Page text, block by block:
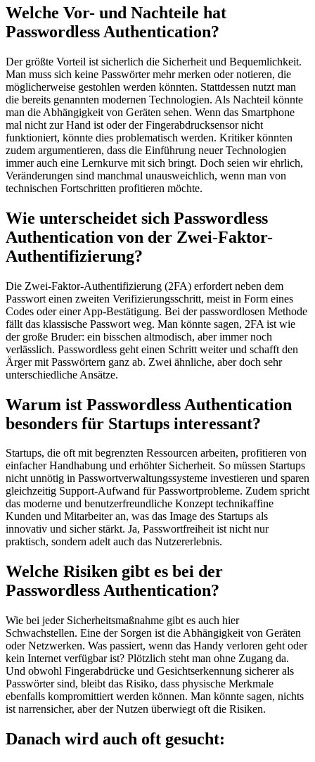
Welche Vor- und Nachteile hat
Passwordless Authentication?
Der größte Vorteil ist sicherlich die Sicherheit und Bequemlichkeit.
Man muss sich keine Passwörter mehr merken oder notieren, die
möglicherweise gestohlen werden könnten. Stattdessen nutzt man
die bereits genannten modernen Technologien. Als Nachteil könnte
man die Abhängigkeit von Geräten sehen. Wenn das Smartphone
mal nicht zur Hand ist oder der Fingerabdrucksensor nicht
funktioniert, könnte dies problematisch werden. Kritiker könnten
zudem argumentieren, dass die Einführung neuer Technologien
immer auch eine Lernkurve mit sich bringt. Doch seien wir ehrlich,
Veränderungen sind manchmal unausweichlich, wenn man von
technischen Fortschritten profitieren möchte.
Wie unterscheidet sich Passwordless
Authentication von der Zwei-Faktor-
Authentifizierung?
Die Zwei-Faktor-Authentifizierung (2FA) erfordert neben dem
Passwort einen zweiten Verifizierungsschritt, meist in Form eines
Codes oder einer App-Bestätigung. Bei der passwordlosen Methode
fällt das klassische Passwort weg. Man könnte sagen, 2FA ist wie
der große Bruder: ein bisschen altmodisch, aber immer noch
verlässlich. Passwordless geht einen Schritt weiter und schafft den
Ärger mit Passwörtern ganz ab. Zwei ähnliche, aber doch sehr
unterschiedliche Ansätze.
Warum ist Passwordless Authentication
besonders für Startups interessant?
Startups, die oft mit begrenzten Ressourcen arbeiten, profitieren von
einfacher Handhabung und erhöhter Sicherheit. So müssen Startups
nicht unnötig in Passwortverwaltungssysteme investieren und sparen
gleichzeitig Support-Aufwand für Passwortprobleme. Zudem spricht
das moderne und benutzerfreundliche Konzept technikaffine
Kunden und Mitarbeiter an, was das Image des Startups als
innovativ und sicher stärkt. Ja, Passwortfreiheit ist nicht nur
praktisch, sondern adelt auch das Nutzererlebnis.
Welche Risiken gibt es bei der
Passwordless Authentication?
Wie bei jeder Sicherheitsmaßnahme gibt es auch hier
Schwachstellen. Eine der Sorgen ist die Abhängigkeit von Geräten
oder Netzwerken. Was passiert, wenn das Handy verloren geht oder
kein Internet verfügbar ist? Plötzlich steht man ohne Zugang da.
Und obwohl Fingerabdrücke und Gesichtserkennung sicherer als
Passwörter sind, bleibt das Risiko, dass physische Merkmale
ebenfalls kompromittiert werden können. Man könnte sagen, nichts
ist narrensicher, aber der Nutzen überwiegt oft die Risiken.
Danach wird auch oft gesucht: